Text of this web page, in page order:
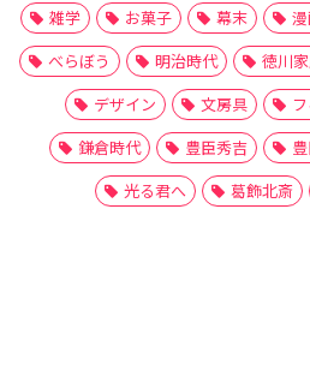
雑学
お菓子 幕末
べらぼう
明治時代 徳川
デザイン
文房具
鎌倉時代
豊臣秀吉
光る君へ
葛飾北斎